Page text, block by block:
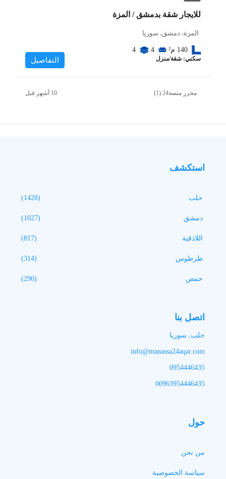
للايجار شقة بدمشق / المزة
المزة، دمشق، سوريا
140 م² 4
4
سكني: شقة/منزل التفاصيل
محرر منصة24 (1)
استكشف
حلب (1428)
دمشق (1027)
اللاذقية (817)
طرطوس (314)
حمص (290)
اتصل بنا
حلب, سوريا
info@manassa24aqar.com
0954446435
00963954446435
حول
من نحن
سياسة الخصوصية